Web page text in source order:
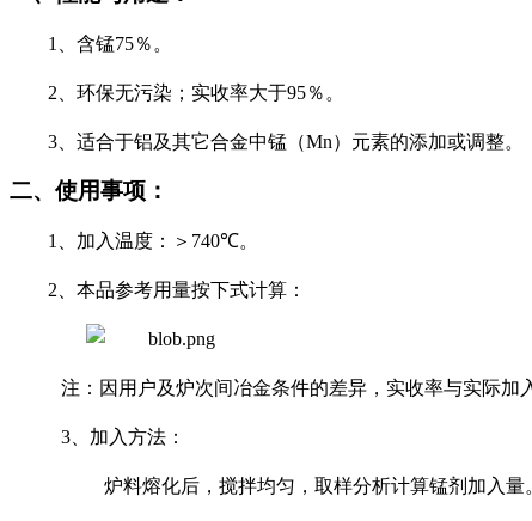
1 、含锰75％。
2 、环保无污染；实收率大于95％。
3 、适合于铝及其它合金中锰（Mn）元素的添加或调整。
二、使用事项：
1 、加入温度：＞ 740℃。
2 、本品参考用量按下式计算：
注：因用户及炉次间冶金条件的差异，实收率与实际加
3 、加入方法：
炉料熔化后，搅拌均匀，取样分析计算锰剂加入